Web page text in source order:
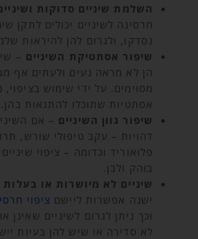
השלמת שיניים סדוקות
חרסינה לשיניים יכולים לתקן
נסדקו, ולגרום להן להיראות
שיפור אסתטיקת השיניים –
הן לא מראה נעים ולעתים אף
מסוימים. על ידי שימוש בציפוי,
אסתטיות שתוכלו להתגאות בהן.
שיפור גוון השיניים – אם
דהויות – עקב טיפולי שורש,
פלואוריד וכדומה – ציפוי
בוהק ולבן.
שיניים לא מיושרות או
ישנה אפשרות ליישם ציפוי
וכך ניתן לגרום לשיניים שאינן
לא סדירה או שיש להן בעיות